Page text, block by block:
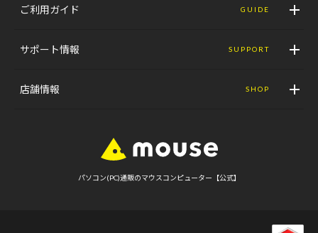
ご利用ガイド GUIDE
サポート情報 SUPPORT
店舗情報 SHOP
パソコン(PC)通販のマウスコンピューター【公式】